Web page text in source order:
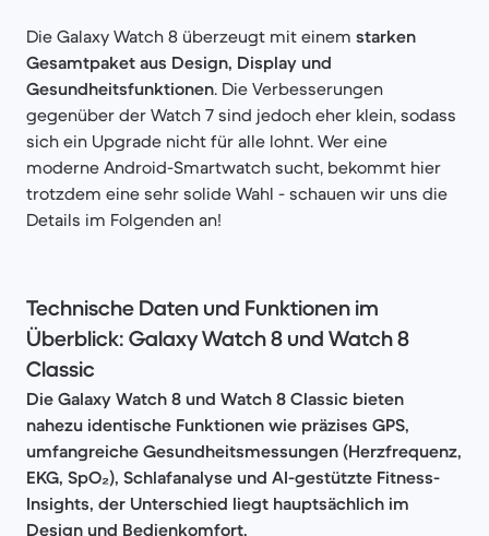
Die Galaxy Watch 8 überzeugt mit einem starken
Gesamtpaket aus Design, Display und
Gesundheitsfunktionen. Die Verbesserungen
gegenüber der Watch 7 sind jedoch eher klein, sodass
sich ein Upgrade nicht für alle lohnt. Wer eine
moderne Android-Smartwatch sucht, bekommt hier
trotzdem eine sehr solide Wahl - schauen wir uns die
Details im Folgenden an!
Technische Daten und Funktionen im
Überblick: Galaxy Watch 8 und Watch 8
Classic
Die Galaxy Watch 8 und Watch 8 Classic bieten
nahezu identische Funktionen wie präzises GPS,
umfangreiche Gesundheitsmessungen (Herzfrequenz,
EKG, SpO₂), Schlafanalyse und AI-gestützte Fitness-
Insights, der Unterschied liegt hauptsächlich im
Design und Bedienkomfort.